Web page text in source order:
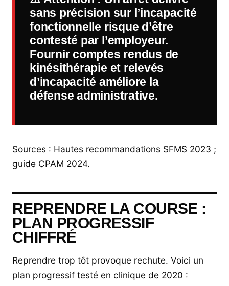
sans précision sur l’incapacité
fonctionnelle risque d’être
contesté par l’employeur.
Fournir comptes rendus de
kinésithérapie et relevés
d’incapacité améliore la
défense administrative.
Sources : Hautes recommandations SFMS 2023 ;
guide CPAM 2024.
REPRENDRE LA COURSE :
PLAN PROGRESSIF
CHIFFRÉ
Reprendre trop tôt provoque rechute. Voici un
plan progressif testé en clinique de 2020 :